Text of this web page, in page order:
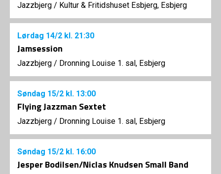
Jazzbjerg / Kultur & Fritidshuset Esbjerg, Esbjerg
Lørdag 14/2 kl. 21:30
Jamsession
Jazzbjerg / Dronning Louise 1. sal, Esbjerg
Søndag 15/2 kl. 13:00
Flying Jazzman Sextet
Jazzbjerg / Dronning Louise 1. sal, Esbjerg
Søndag 15/2 kl. 16:00
Jesper Bodilsen/Niclas Knudsen Small Band